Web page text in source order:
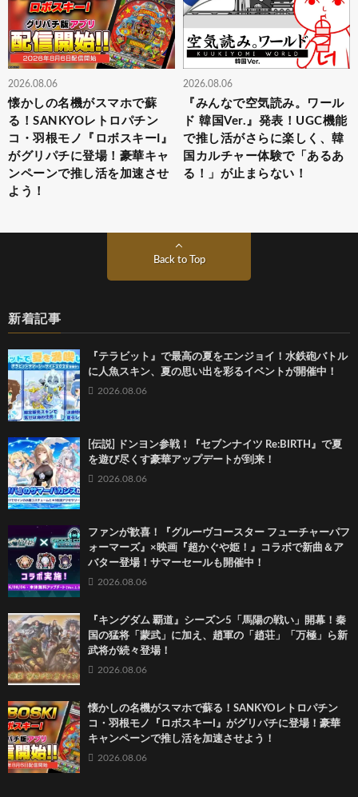
2026.08.06
懐かしの名機がスマホで蘇
る！SANKYOレトロパチン
コ・羽根モノ『ロボスキーI』
がグリパチに登場！豪華キャ
ンペーンで推し活を加速させ
よう！
2026.08.06
『みんなで空気読み。ワール
ド 韓国Ver.』発表！UGC機能
で推し活がさらに楽しく、韓
国カルチャー体験で「あるあ
る！」が止まらない！
Back to Top
新着記事
『テラビット』で最高の夏をエンジョイ！水鉄砲バトル
に人魚スキン、夏の思い出を彩るイベントが開催中！
2026.08.06
[伝説] ドンヨン参戦！『セブンナイツ Re:BIRTH』で夏
を遊び尽くす豪華アップデートが到来！
2026.08.06
ファンが歓喜！『グルーヴコースター フューチャーパフ
ォーマーズ』×映画『超かぐや姫！』コラボで新曲＆ア
バター登場！サマーセールも開催中！
2026.08.06
『キングダム 覇道』シーズン5「馬陽の戦い」開幕！秦
国の猛将「蒙武」に加え、趙軍の「趙荘」「万極」ら新
武将が続々登場！
2026.08.06
懐かしの名機がスマホで蘇る！SANKYOレトロパチン
コ・羽根モノ『ロボスキーI』がグリパチに登場！豪華
キャンペーンで推し活を加速させよう！
2026.08.06